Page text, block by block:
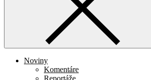
Noviny
Komentáre